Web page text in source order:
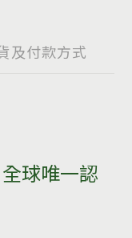
及付款方式
球唯一認